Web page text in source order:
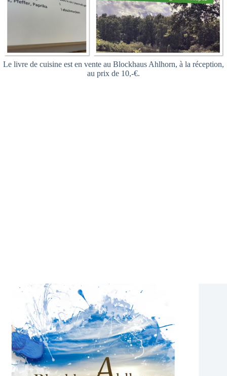
Le livre de cuisine est en vente au Blockhaus Ahlhorn, à la réception,
au prix de 10,-€.